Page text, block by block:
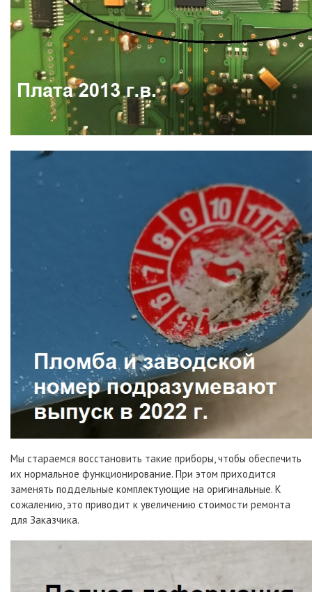
Мы стараемся восстановить такие приборы, чтобы обеспечить
их нормальное функционирование. При этом приходится
заменять поддельные комплектующие на оригинальные. К
сожалению, это приводит к увеличению стоимости ремонта
для Заказчика.